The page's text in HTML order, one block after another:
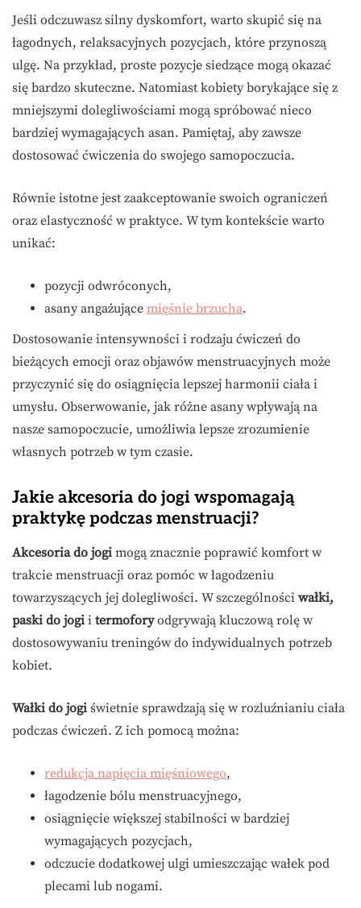
Jeśli odczuwasz silny dyskomfort, warto skupić się na
łagodnych, relaksacyjnych pozycjach, które przynoszą
ulgę. Na przykład, proste pozycje siedzące mogą okazać
się bardzo skuteczne. Natomiast kobiety borykające się z
mniejszymi dolegliwościami mogą spróbować nieco
bardziej wymagających asan. Pamiętaj, aby zawsze
dostosować ćwiczenia do swojego samopoczucia.
Równie istotne jest zaakceptowanie swoich ograniczeń
oraz elastyczność w praktyce. W tym kontekście warto
unikać:
pozycji odwróconych,
asany angażujące mięśnie brzucha.
Dostosowanie intensywności i rodzaju ćwiczeń do
bieżących emocji oraz objawów menstruacyjnych może
przyczynić się do osiągnięcia lepszej harmonii ciała i
umysłu. Obserwowanie, jak różne asany wpływają na
nasze samopoczucie, umożliwia lepsze zrozumienie
własnych potrzeb w tym czasie.
Jakie akcesoria do jogi wspomagają
praktykę podczas menstruacji?
Akcesoria do jogi mogą znacznie poprawić komfort w
trakcie menstruacji oraz pomóc w łagodzeniu
towarzyszących jej dolegliwości. W szczególności wałki,
paski do jogi i termoforyodgrywają kluczową rolę w
dostosowywaniu treningów do indywidualnych potrzeb
kobiet.
Wałki do jogi świetnie sprawdzają się w rozluźnianiu ciała
podczas ćwiczeń. Z ich pomocą można:
redukcja napięcia mięśniowego,
łagodzenie bólu menstruacyjnego,
osiągnięcie większej stabilności w bardziej
wymagających pozycjach,
odczucie dodatkowej ulgi umieszczając wałek pod
plecami lub nogami.